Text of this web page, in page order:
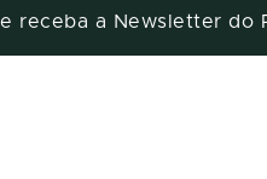
receba a Newsletter do